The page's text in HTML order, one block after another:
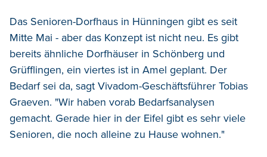
Das Senioren-Dorfhaus in Hünningen gibt es seit
Mitte Mai - aber das Konzept ist nicht neu. Es gibt
bereits ähnliche Dorfhäuser in Schönberg und
Grüfflingen, ein viertes ist in Amel geplant. Der
Bedarf sei da, sagt Vivadom-Geschäftsführer Tobias
Graeven. "Wir haben vorab Bedarfsanalysen
gemacht. Gerade hier in der Eifel gibt es sehr viele
Senioren, die noch alleine zu Hause wohnen."